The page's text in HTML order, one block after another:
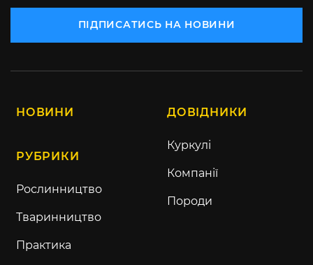
ПІДПИСАТИСЬ НА НОВИНИ
НОВИНИ
РУБРИКИ
Рослинництво
Тваринництво
Практика
ДОВІДНИКИ
Куркулі
Компанії
Породи